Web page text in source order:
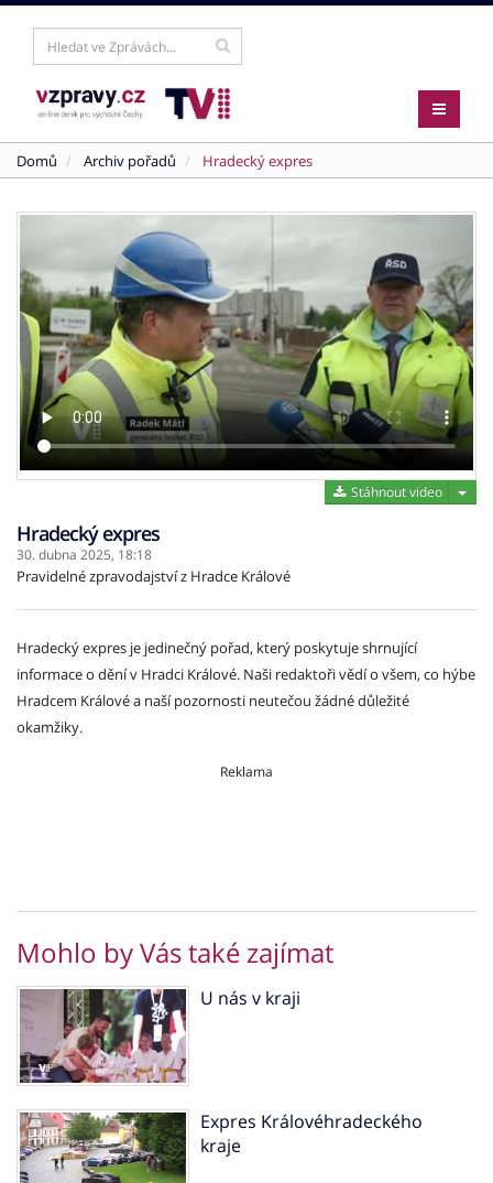
Domů Archiv pořadů Hradecký expres
Stáhnout video
Hradecký expres
30. dubna 2025, 18:18
Pravidelné zpravodajství z Hradce Králové
Hradecký expres je jedinečný pořad, který poskytuje shrnující
informace o dění v Hradci Králové. Naši redaktoři vědí o všem, co hýbe
Hradcem Králové a naší pozornosti neutečou žádné důležité
okamžiky.
Reklama
Mohlo by Vás také zajímat
U nás v kraji
Expres Královéhradeckého
kraje